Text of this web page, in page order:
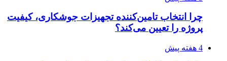
چرا انتخاب تامین‌کننده تجهیزات جوشکاری، کیفیت
پروژه را تعیین می‌کند؟
4 هفته پیش